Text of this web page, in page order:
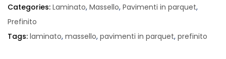
Categories: Laminato, Massello, Pavimenti in parquet,
Prefinito
Tags: laminato, massello, pavimenti in parquet, prefinito